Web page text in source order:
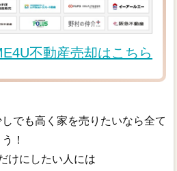
不動産売却はこちら
でも高く家を売りたいなら全て
！
けにしたい人には